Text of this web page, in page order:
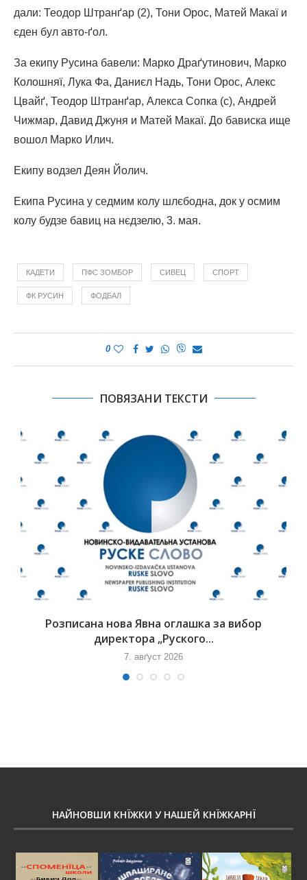
дали: Теодор Штранґар (2), Тони Орос, Матей Макаї и
єден бул авто-ґол.
За екипу Русина бавели: Марко Драґутинович, Марко
Колошняї, Лука Фа, Даниєл Надь, Тони Орос, Алекс
Цвайґ, Теодор Штранґар, Алекса Сопка (c), Андрей
Чижмар, Давид Джуня и Матей Макаї. До бависка ище
вошол Марко Илич.
Екипу водзел Деян Йолич.
Екипа Русина у седмим колу шлєбодна, док у осмим
колу будзе бавиц на нєдзелю, 3. мая.
КАДЕТИ ПФС ЗОМБОР СИВЕЦ СПОРТ
ФК РУСИН ФОДБАЛ
0
ПОВЯЗАНИ ТЕКСТИ
Розписана нова Явна оглашка за вибор
директора „Руского...
7. авґуст 2026
НАЙНОВШИ КНЇЖКИ У НАШЕЙ КНЇЖКАРНЇ